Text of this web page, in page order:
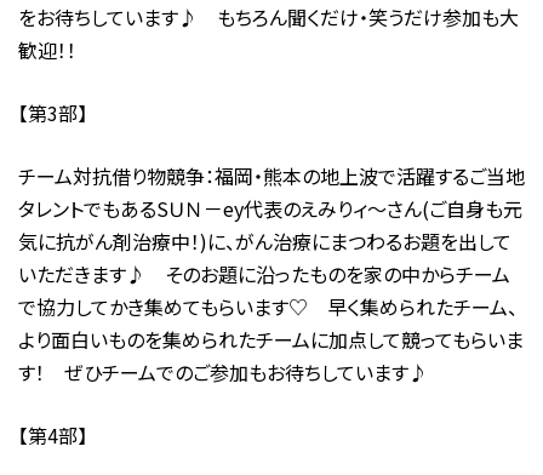
をお待ちしています♪ もちろん聞くだけ・笑うだけ参加も大
歓迎！！
【第3部】
チーム対抗借り物競争：福岡・熊本の地上波で活躍するご当地
タレントでもあるSＵＮ－ey代表のえみりィ～さん(ご自身も元
気に抗がん剤治療中！)に、がん治療にまつわるお題を出して
いただきます♪ そのお題に沿ったものを家の中からチーム
で協力してかき集めてもらいます♡ 早く集められたチーム、
より面白いものを集められたチームに加点して競ってもらいま
す！ ぜひチームでのご参加もお待ちしています♪
【第4部】